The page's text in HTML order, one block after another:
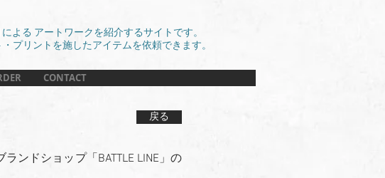
よる アートワークを紹介するサイトです。
プリントを施したアイテムを依頼できます。
CONTACT
戻る
ンドショップ「BATTLE LINE」の